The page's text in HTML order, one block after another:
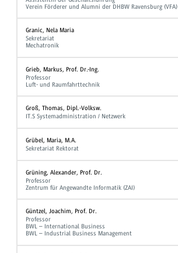
Verein Förderer und Alumni der DHBW Ravensburg (VFA)
Granic, Nela Maria
Sekretariat
Mechatronik
Grieb, Markus, Prof. Dr.-Ing.
Professor
Luft- und Raumfahrttechnik
Groß, Thomas, Dipl.-Volksw.
IT.S Systemadministration / Netzwerk
Grübel, Maria, M.A.
Sekretariat Rektorat
Grüning, Alexander, Prof. Dr.
Professor
Zentrum für Angewandte Informatik (ZAI)
Güntzel, Joachim, Prof. Dr.
Professor
BWL – International Business
BWL – Industrial Business Management